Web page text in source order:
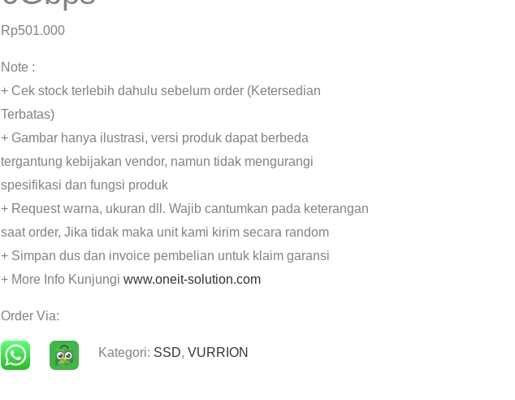
Rp501.000
Note :
+ Cek stock terlebih dahulu sebelum order (Ketersedian
Terbatas)
+ Gambar hanya ilustrasi, versi produk dapat berbeda
tergantung kebijakan vendor, namun tidak mengurangi
spesifikasi dan fungsi produk
+ Request warna, ukuran dll. Wajib cantumkan pada keterangan
saat order, Jika tidak maka unit kami kirim secara random
+ Simpan dus dan invoice pembelian untuk klaim garansi
+ More Info Kunjungiwww.oneit-solution.com
Order Via:
Kategori: SSD,VURRION